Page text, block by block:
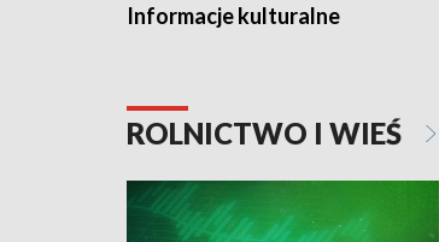
Informacje kulturalne
ROLNICTWO I WIEŚ